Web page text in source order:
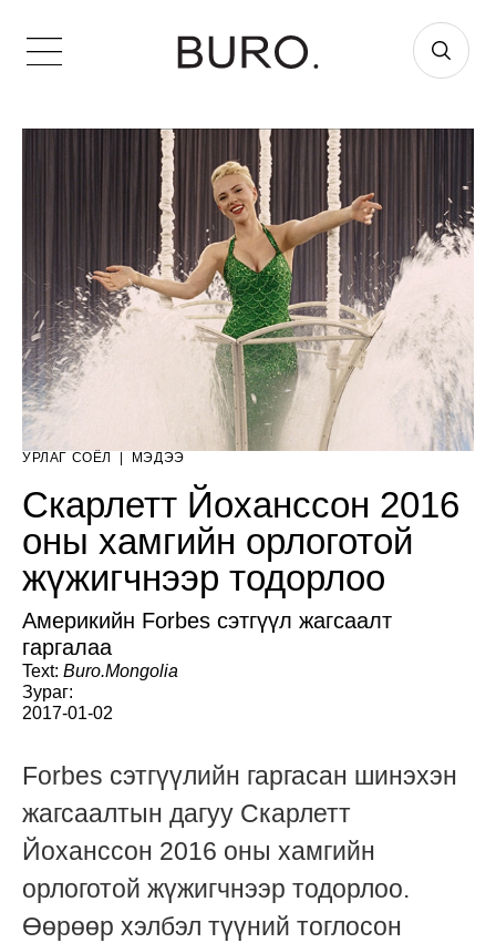
УРЛАГ СОЁЛ МЭДЭЭ
Скарлетт Йоханссон 2016
оны хамгийн орлоготой
жүжигчнээр тодорлоо
Америкийн Forbes сэтгүүл жагсаалт
гаргалаа
Text: Buro.Mongolia
Зураг:
2017-01-02
Forbes сэтгүүлийн гаргасан шинэхэн
жагсаалтын дагуу Скарлетт
Йоханссон 2016 оны хамгийн
орлоготой жүжигчнээр тодорлоо.
Өөрөөр хэлбэл түүний тоглосон